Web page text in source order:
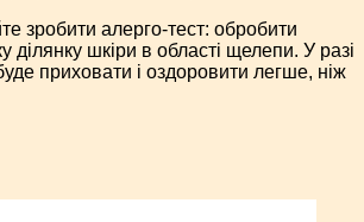
зробити алерго-тест: обробити
ділянку шкіри в області щелепи. У разі
приховати і оздоровити легше, ніж